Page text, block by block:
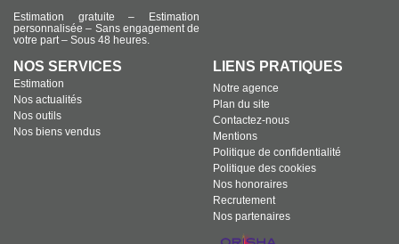
Estimation gratuite – Estimation
personnalisée – Sans engagement de
votre part – Sous 48 heures.
NOS SERVICES
Estimation
Nos actualités
Nos outils
Nos biens vendus
LIENS PRATIQUES
Notre agence
Plan du site
Contactez-nous
Mentions
Politique de confidentialité
Politique des cookies
Nos honoraires
Recrutement
Nos partenaires